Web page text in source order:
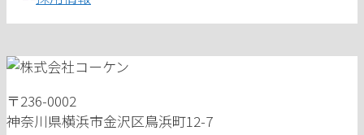
〒236-0002
神奈川県横浜市金沢区鳥浜町12-7